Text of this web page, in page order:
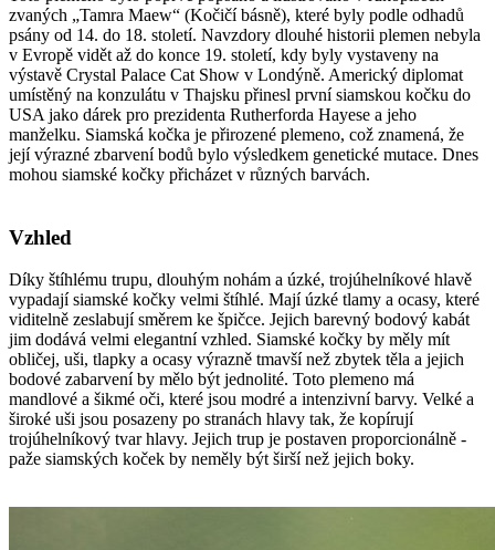
zvaných „Tamra Maew“ (Kočičí básně), které byly podle odhadů
psány od 14. do 18. století. Navzdory dlouhé historii plemen nebyla
v Evropě vidět až do konce 19. století, kdy byly vystaveny na
výstavě Crystal Palace Cat Show v Londýně. Americký diplomat
umístěný na konzulátu v Thajsku přinesl první siamskou kočku do
USA jako dárek pro prezidenta Rutherforda Hayese a jeho
manželku. Siamská kočka je přirozené plemeno, což znamená, že
její výrazné zbarvení bodů bylo výsledkem genetické mutace. Dnes
mohou siamské kočky přicházet v různých barvách.
Vzhled
Díky štíhlému trupu, dlouhým nohám a úzké, trojúhelníkové hlavě
vypadají siamské kočky velmi štíhlé. Mají úzké tlamy a ocasy, které
viditelně zeslabují směrem ke špičce. Jejich barevný bodový kabát
jim dodává velmi elegantní vzhled. Siamské kočky by měly mít
obličej, uši, tlapky a ocasy výrazně tmavší než zbytek těla a jejich
bodové zabarvení by mělo být jednolité. Toto plemeno má
mandlové a šikmé oči, které jsou modré a intenzivní barvy. Velké a
široké uši jsou posazeny po stranách hlavy tak, že kopírují
trojúhelníkový tvar hlavy. Jejich trup je postaven proporcionálně -
paže siamských koček by neměly být širší než jejich boky.